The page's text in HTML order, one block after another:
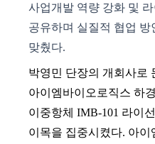
사업개발 역량 강화 및
공유하며 실질적 협업
맞췄다.
박영민 단장의 개회사로
아이엠바이오로직스 하
이중항체 IMB-101 라이
이목을 집중시켰다. 아이